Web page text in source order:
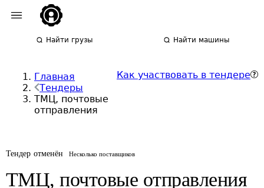
Найти грузы Найти машины
Главная
Тендеры
ТМЦ, почтовые
отправления
Как участвовать в тендере
Тендер отменён Несколько поставщиков
ТМЦ, почтовые отправления